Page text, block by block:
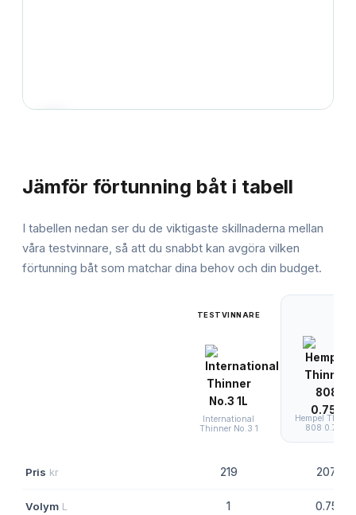
Jämför förtunning båt i tabell
I tabellen nedan ser du de viktigaste skillnaderna mellan
våra testvinnare, så att du snabbt kan avgöra vilken
förtunning båt som matchar dina behov och din budget.
TESTVINNARE
International
Thinner No.3 1
Hempel
808 0.75L
Pris kr 219 207
Volym L 1 0.75